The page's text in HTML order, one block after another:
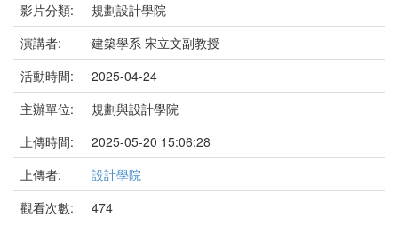
影片分類:
規劃設計學院
演講者:
建築學系 宋立文副教授
活動時間:
2025-04-24
主辦單位:
規劃與設計學院
上傳時間:
2025-05-20 15:06:28
上傳者:
設計學院
觀看次數:
474